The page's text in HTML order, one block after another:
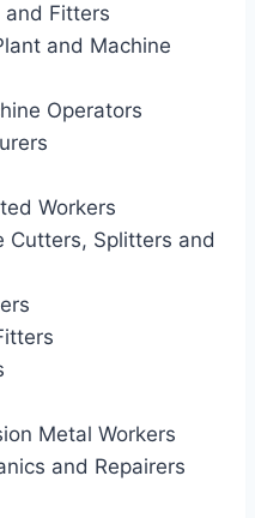
and Fitters
and Machine
Operators
Workers
Cutters, Splitters and
Metal Workers
and Repairers